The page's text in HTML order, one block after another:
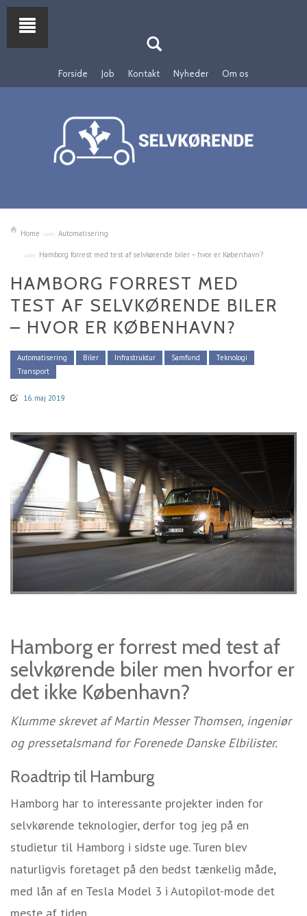
Forside Job Kontakt Nyheder Om os
Home Automatisering
Hamborg forrest med test af selvkørende biler – hvor er København?
HAMBORG FORREST MED
TEST AF SELVKØRENDE BILER
– HVOR ER KØBENHAVN?
Automatisering Biler Infrastruktur Samfund
Teknologi
Transport
16. maj 2019
Hamborg er forrest med test af
selvkørende biler men hvorfor er
det ikke København?
Klumme skrevet af Martin Messer Thomsen, ingeniør
og pressetalsmand for Forenede Danske Elbilister.
Roadtrip til Hamburg
Hamborg har to interessante projekter inden for
selvkørende teknologier, derfor tog jeg på en
studietur til Hamborg i sidste uge. Turen blev
naturligvis foretaget på den bedst tænkelig måde,
med lån af en Tesla Model 3 i Autopilot-mode det
meste af tiden.